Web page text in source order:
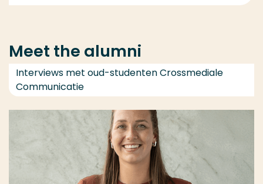
Meet the alumni
Interviews met oud-studenten Crossmediale
Communicatie